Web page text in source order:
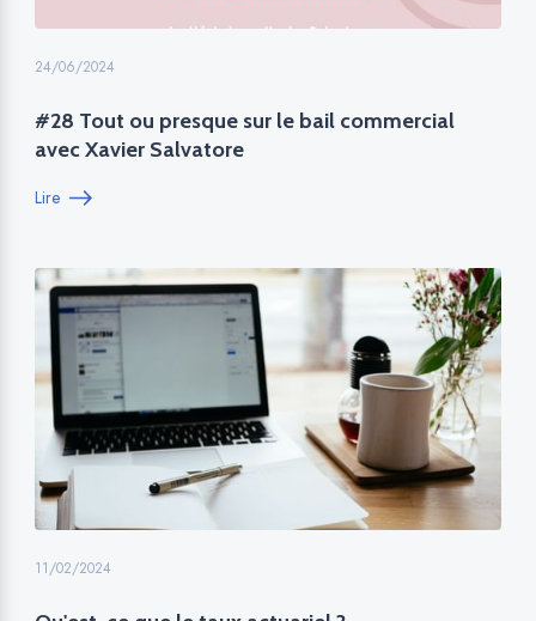
24/06/2024
#28 Tout ou presque sur le bail commercial
avec Xavier Salvatore
Lire
11/02/2024